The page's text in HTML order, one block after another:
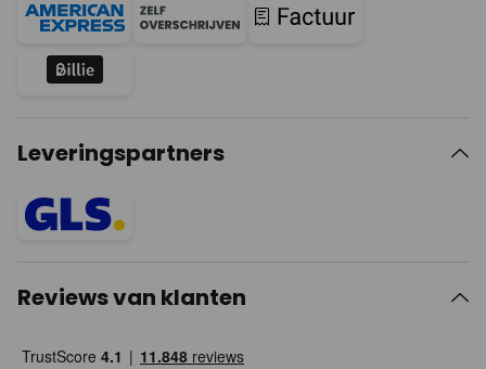
Leveringspartners
Reviews van klanten